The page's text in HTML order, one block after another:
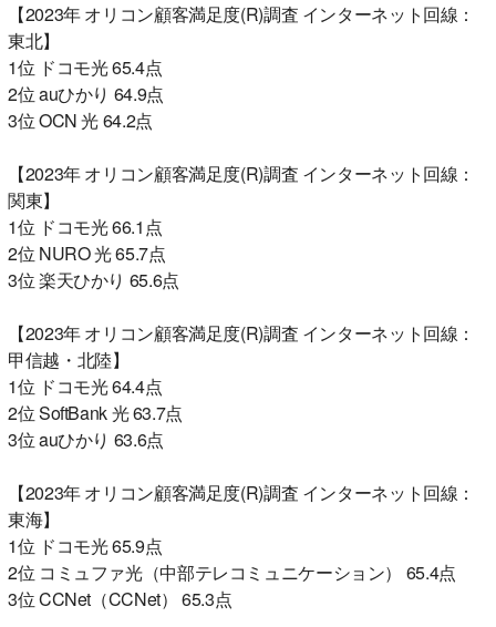
【2023年 オリコン顧客満足度(R)調査 インターネット回線：
東北】
1位 ドコモ光 65.4点
2位 auひかり 64.9点
3位 OCN 光 64.2点
【2023年 オリコン顧客満足度(R)調査 インターネット回線：
関東】
1位 ドコモ光 66.1点
2位 NURO 光 65.7点
3位 楽天ひかり 65.6点
【2023年 オリコン顧客満足度(R)調査 インターネット回線：
甲信越・北陸】
1位 ドコモ光 64.4点
2位 SoftBank 光 63.7点
3位 auひかり 63.6点
【2023年 オリコン顧客満足度(R)調査 インターネット回線：
東海】
1位 ドコモ光 65.9点
2位 コミュファ光（中部テレコミュニケーション） 65.4点
3位 CCNet（CCNet） 65.3点